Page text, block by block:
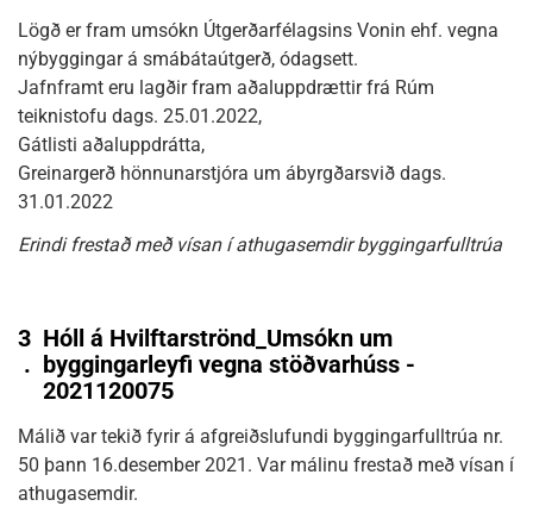
Lögð er fram umsókn Útgerðarfélagsins Vonin ehf. vegna
nýbyggingar á smábátaútgerð, ódagsett.
Jafnframt eru lagðir fram aðaluppdrættir frá Rúm
teiknistofu dags. 25.01.2022,
Gátlisti aðaluppdrátta,
Greinargerð hönnunarstjóra um ábyrgðarsvið dags.
31.01.2022
Erindi frestað með vísan í athugasemdir byggingarfulltrúa
3
.
Hóll á Hvilftarströnd_Umsókn um
byggingarleyfi vegna stöðvarhúss -
2021120075
Málið var tekið fyrir á afgreiðslufundi byggingarfulltrúa nr.
50 þann 16.desember 2021. Var málinu frestað með vísan í
athugasemdir.